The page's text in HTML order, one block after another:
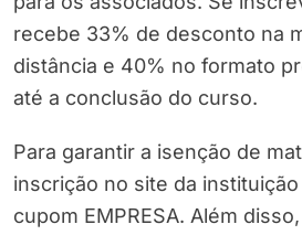
recebe 33% de desconto na
distância e 40% no formato
até a conclusão do curso.
Para garantir a isenção de
inscrição no site da
cupom EMPRESA. Além